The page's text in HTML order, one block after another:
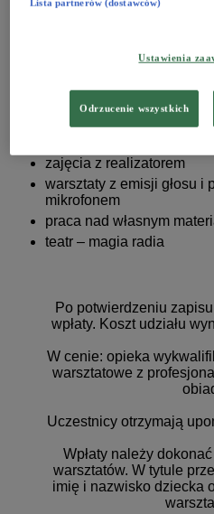
warsztaty
zajęcia z realizatorem
warsztaty z emisji głosu i
mikrofonem
praca nad własnym
teatr – magia radia
Po potwierdzeniu
wpłaty. Koszt udziału
W cenie: opieka
warsztatowe z
Uczestnicy otrzymają
Wpłaty należy
warsztatów. W tytule
imię i nazwisko dziecka
Ustawienia
Odrzucenie wszystkich